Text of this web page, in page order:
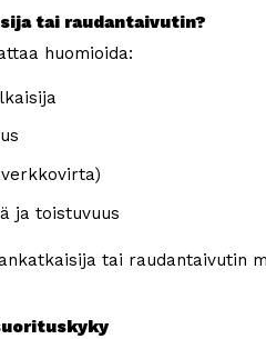
tai raudantaivutin?
huomioida:
ja toistuvuus
tai raudantaivutin